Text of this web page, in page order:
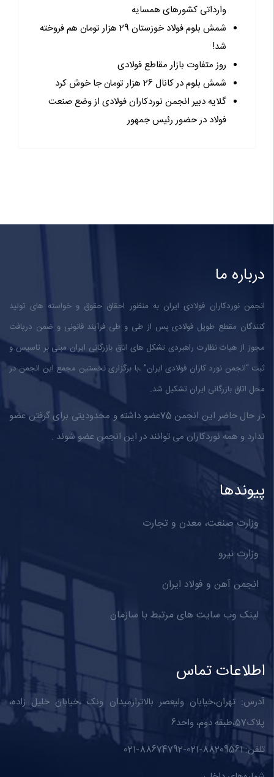
وارداتی کشورهای همسایه
شمش بلوم فولاد خوزستان 29 هزار تومان هم فروخته
شد!
روز متفاوت بازار مقاطع فولادی
شمش بلوم در کانال 26 هزار تومان جا خوش کرد
گلایه دبیر انجمن نوردکاران فولادی از وضع صنعت
فولاد در حضور رئیس جمهور
درباره ما
انجمن نوردکاران فولادی ایران به منظور احقاق حقوق و خواسته های تولید
کنندگان مقطع طویل فولادی پس از طی و طی فرآیند قانونی و ضمن دریافت
مجوز از هیات نظارت راهبردی تشکل های اتاق بازرگانی ایران مبنی بر تاسیس و
ثبت “انجمن نورد کاران فولادی ایران” ،با برگزاری نخستین مجمع این انجمن در
محل اتاق بازرگانی ایران تشکیل شد.
در حال حاضر این انجمن 75عضو داشته و محدودیتی برای گرفتن عضو
ندارد و همه نوردکاران می توانند در این انجمن عضو شوند .
پیوندها
وزارت صنعت، معدن و تجارت
وزارت نیرو
انجمن آهن و فولاد ایران
لینک وب سایت های مرتبط با سازمان
اطلاعات تماس
آدرس: تهران،خیابان ولیعصر بالاترازمیدان ونک ،خیابان خلیل زاده،
پلاک57،طبقه دوم، واحد6
تلفن: 88209561-021-88674792-021